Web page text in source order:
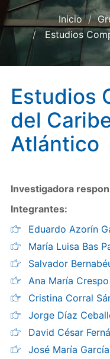
Inicio
Estudios
Estudios
del
Atlántico
Investigadora
Integrantes:
Eduardo Azorín
María Luisa Bas
Salvador
Ana María
Cristina Corral
Jorge Díaz
David César
José María